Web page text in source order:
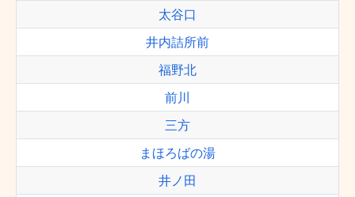
太谷口
井内詰所前
福野北
前川
三方
まほろばの湯
井ノ田